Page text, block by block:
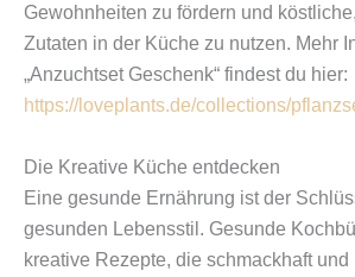
Gewohnheiten zu fördern und
Zutaten in der Küche zu nutzen. Mehr
„Anzuchtset Geschenk“ findest du hier:
https://loveplants.de/collections/
Die Kreative Küche entdecken
Eine gesunde Ernährung ist der
gesunden Lebensstil. Gesunde
kreative Rezepte, die schmackhaft und